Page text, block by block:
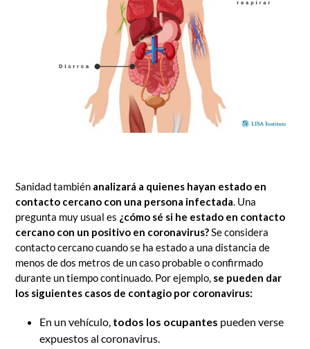
Sanidad también analizará a quienes hayan estado en
contacto cercano con una persona infectada . Una
pregunta muy usual es ¿cómo sé si he estado en contacto
cercano con un positivo en coronavirus? Se considera
contacto cercano cuando se ha estado a una distancia de
menos de dos metros de un caso probable o confirmado
durante un tiempo continuado. Por ejemplo, se pueden dar
los siguientes casos de contagio por coronavirus:
En un vehículo, todos los ocupantes pueden verse
expuestos al coronavirus.